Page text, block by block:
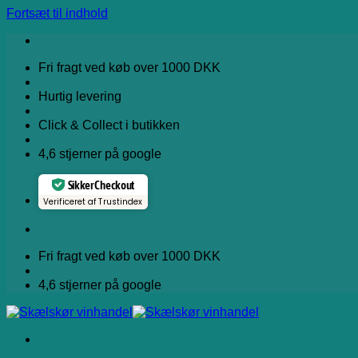
Fortsæt til indhold
Fri fragt ved køb over 1000 DKK
Hurtig levering
Click & Collect i butikken
4,6 stjerner på google
Sikker Checkout
Verificeret af Trustindex
Fri fragt ved køb over 1000 DKK
4,6 stjerner på google